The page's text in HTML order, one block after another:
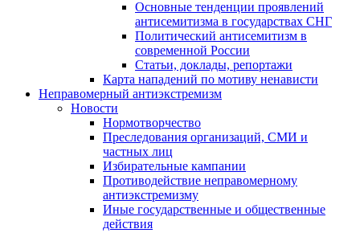
Основные тенденции проявлений
антисемитизма в государствах СНГ
Политический антисемитизм в
современной России
Статьи, доклады, репортажи
Карта нападений по мотиву ненависти
Неправомерный антиэкстремизм
Новости
Нормотворчество
Преследования организаций, СМИ и
частных лиц
Избирательные кампании
Противодействие неправомерному
антиэкстремизму
Иные государственные и общественные
действия